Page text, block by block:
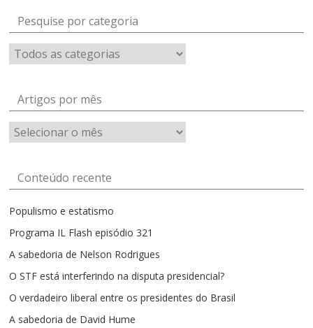
Pesquise por categoria
Artigos por mês
Artigos
por
Conteúdo recente
Populismo e estatismo
Programa IL Flash episódio 321
A sabedoria de Nelson Rodrigues
O STF está interferindo na disputa presidencial?
O verdadeiro liberal entre os presidentes do Brasil
A sabedoria de David Hume